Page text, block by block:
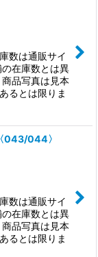
数は通販サイ
在庫数とは異
品写真は見本
るとは限りま
043/044〉
数は通販サイ
在庫数とは異
品写真は見本
るとは限りま